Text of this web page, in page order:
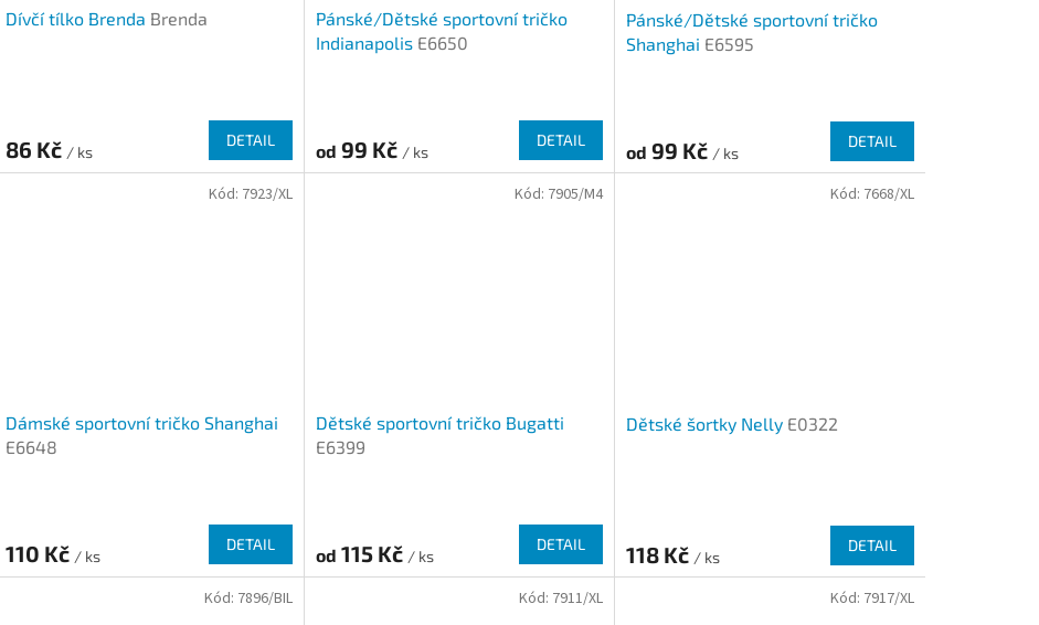
Dívčí tílko Brenda Brenda
86 Kč / ks
DETAIL
Pánské/Dětské sportovní tričko
Indianapolis E6650
od 99 Kč / ks
DETAIL
Pánské/Dětské sportovní tričko
Shanghai E6595
od 99 Kč / ks
DETAIL
Dámské sportovní tričko Shanghai
E6648
110 Kč / ks
DETAIL
Kód: 7923/XL
Dětské sportovní tričko Bugatti
E6399
od 115 Kč / ks
DETAIL
Kód: 7905/M4
Dětské šortky Nelly E0322
118 Kč / ks
DETAIL
Kód: 7668/XL
Kód: 7896/BIL Kód: 7911/XL Kód: 7917/XL